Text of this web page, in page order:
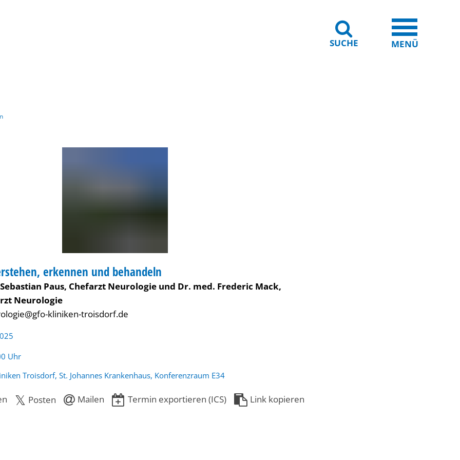
SUCHE MENÜ
erkennen und behandeln
Paus, Chefarzt Neurologie und Dr. med. Frederic Mack,
Neurologie
kliniken-troisdorf.de
Uhr
Troisdorf, St. Johannes Krankenhaus, Konferenzraum E34
Posten Mailen Termin exportieren (ICS) Link kopieren